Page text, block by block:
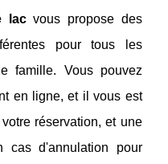
lacvous propose des
pour tous les
famille. Vous pouvez
en ligne, et il vous est
réservation, et une
cas d'annulation pour